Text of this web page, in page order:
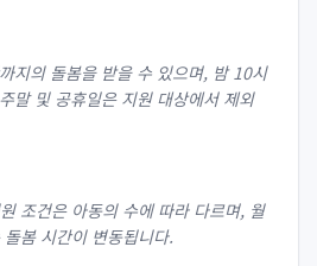
지의 돌봄을 받을 수 있으며, 밤 10시
말 및 공휴일은 지원 대상에서 제외
조건은 아동의 수에 따라 다르며, 월
봄 시간이 변동됩니다.